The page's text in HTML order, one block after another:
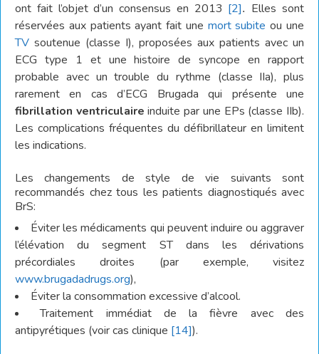
ont fait l’objet d’un consensus en 2013 [2]. Elles sont
réservées aux patients ayant fait une mort subite ou une
TV soutenue (classe I), proposées aux patients avec un
ECG type 1 et une histoire de syncope en rapport
probable avec un trouble du rythme (classe IIa), plus
rarement en cas d’ECG Brugada qui présente une
fibrillation ventriculaire induite par une EPs (classe IIb).
Les complications fréquentes du défibrillateur en limitent
les indications.
Les changements de style de vie suivants sont
recommandés chez tous les patients diagnostiqués avec
BrS:
Éviter les médicaments qui peuvent induire ou aggraver
l’élévation du segment ST dans les dérivations
précordiales droites (par exemple, visitez
www.brugadadrugs.org),
Éviter la consommation excessive d’alcool.
Traitement immédiat de la fièvre avec des
antipyrétiques (voir cas clinique [14]).